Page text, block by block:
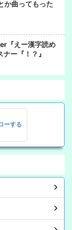
か曲ってもった
『えー漢字読め
ー『！？』
ーする